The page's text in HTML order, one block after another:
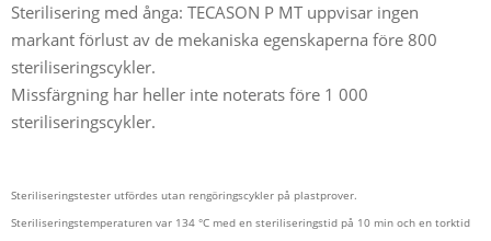
Sterilisering med ånga: TECASON P MT uppvisar ingen
markant förlust av de mekaniska egenskaperna före 800
steriliseringscykler.
Missfärgning har heller inte noterats före 1 000
steriliseringscykler.
Steriliseringstester utfördes utan rengöringscykler på plastprover.
Steriliseringstemperaturen var 134 °C med en steriliseringstid på 10 min och en torktid